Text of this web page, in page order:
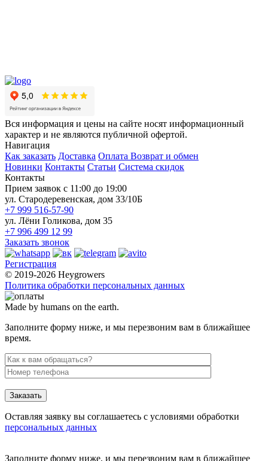
Вся информация и цены на сайте носят информационный
характер и не являются публичной офертой.
Навигация
Как заказать Доставка Оплата Возврат и обмен
Новинки Контакты Статьи Система скидок
Контакты
Прием заявок с 11:00 до 19:00
ул. Стародеревенская, дом 33/10Б
+7 999 516-57-90
ул. Лёни Голикова, дом 35
+7 996 499 12 99
Заказать звонок
Регистрация
© 2019-2026 Heygrowers
Политика обработки персональных данных
Made by humans on the earth.
Заполните форму ниже, и мы перезвоним вам в ближайшее
время.
Заказать
Оставляя заявку вы соглашаетесь с условиями обработки
персональных данных
Заполните форму ниже, и мы перезвоним вам в ближайшее